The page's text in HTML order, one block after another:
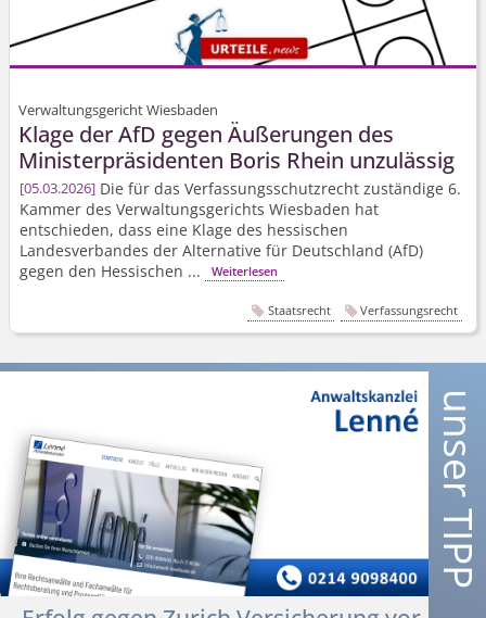
Verwaltungsgericht Wiesbaden
Klage der AfD gegen Äußerungen des
Ministerpräsidenten Boris Rhein unzulässig
05.03.2026 Die für das Verfassungs­schutzrecht zuständige 6.
Kammer des Verwaltungsgerichts Wiesbaden hat
entschieden, dass eine Klage des hessischen
Landesverbandes der Alternative für Deutschland (AfD)
gegen den Hessischen ...
Weiterlesen
Staatsrecht Verfassungsrecht